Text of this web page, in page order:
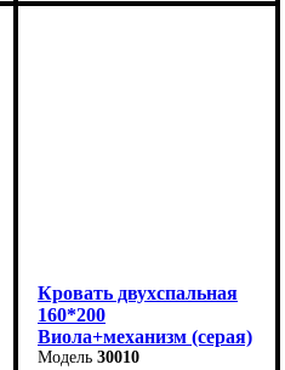
Ширина: 170 см
Кровать двухспальная
160*200
Виола+механизм (серая)
30010